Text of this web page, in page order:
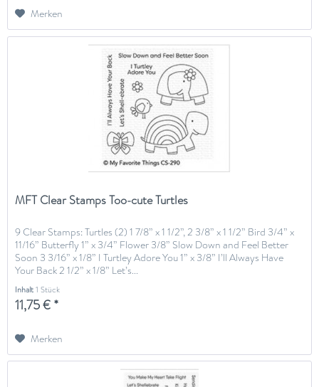
Merken
MFT Clear Stamps Too-cute Turtles
9 Clear Stamps: Turtles (2) 1 7/8” x 1 1/2”, 2 3/8” x 1 1/2” Bird 3/4” x
11/16” Butterfly 1” x 3/4” Flower 3/8” Slow Down and Feel Better
Soon 3 3/16” x 1/8” I Turtley Adore You 1” x 3/8” I’ll Always Have
Your Back 2 1/2” x 1/8” Let’s...
Inhalt1 Stück
11,75 € *
Merken